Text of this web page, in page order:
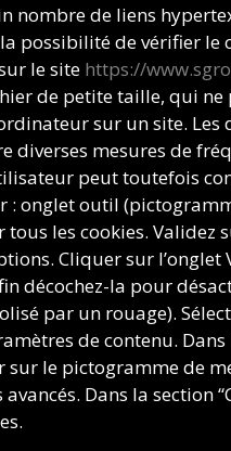
nombre de liens
possibilité de vérifier
le site https://
de petite taille, qui
sur un site.
diverses mesures de
peut toutefois
: onglet outil
les cookies.
Cliquer sur
décochez-la pour
par un rouage).
de contenu.
le pictogramme de
Dans la section